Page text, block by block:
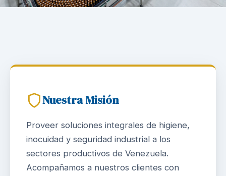
Nuestra Misión
Proveer soluciones integrales de higiene,
inocuidad y seguridad industrial a los
sectores productivos de Venezuela.
Acompañamos a nuestros clientes con